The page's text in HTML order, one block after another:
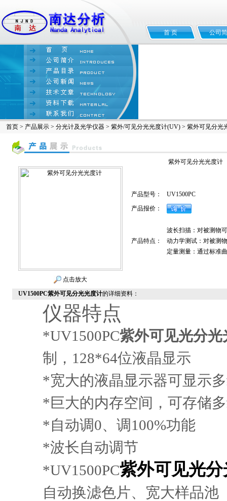
首 页 公司
首页 > 产品展示 > 分光计及光学仪器 > 紫外/可见分光光度计(UV) > 紫外可见分光
紫外可见分光光度计
点击放大
产品型号：
UV1500PC
产品报价：
产品特点：
波长扫描：对被测物
动力学测试：对被测
定量测量：通过标准
UV1500PC紫外可见分光光度计的详细资料：
仪器特点
*UV1500PC紫外可见光分光
制， 128*64位液晶显示
*宽大的液晶显示器可显示
* 巨大的内存空间，可存储
*自动调0、调100%功能
*波长自动调节
*UV1500PC紫外可见光
自动换滤色片、宽大样品池